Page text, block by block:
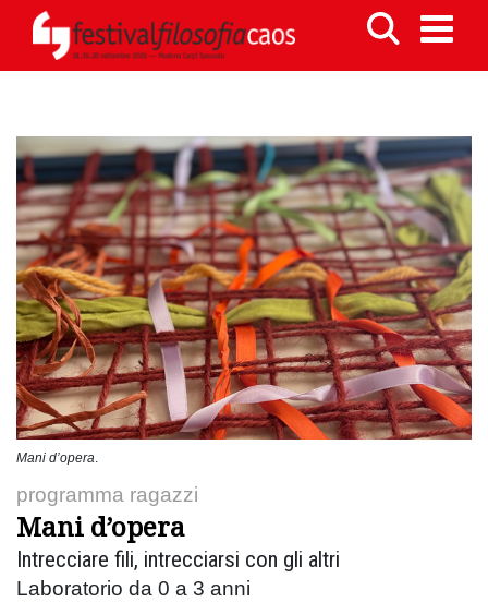
Mani d’opera.
programma ragazzi
Mani d’opera
Intrecciare fili, intrecciarsi con gli altri
Laboratorio da 0 a 3 anni